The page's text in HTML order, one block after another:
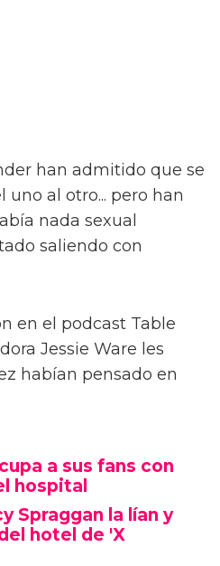
han admitido que se
uno al otro... pero han
nada sexual
saliendo con
en el podcast Table
Jessie Ware les
habían pensado en
a sus fans con
hospital
Spraggan la lían y
hotel de 'X